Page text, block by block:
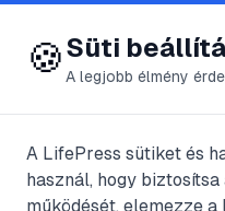
😍 LifePress
🏷️#
🍪Süti
A legjobb élmény
A LifePress sütiket és
használ, hogy
működését, elemezze